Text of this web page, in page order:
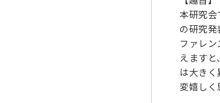
本研究会
の研究
ファレ
えます
は大き
変嬉しく